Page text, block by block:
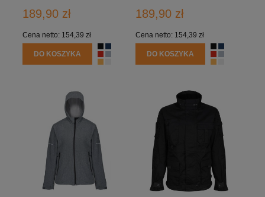
189,90 zł
Cena netto: 154,39 zł
DO KOSZYKA
189,90 zł
Cena netto: 154,39 zł
DO KOSZYKA